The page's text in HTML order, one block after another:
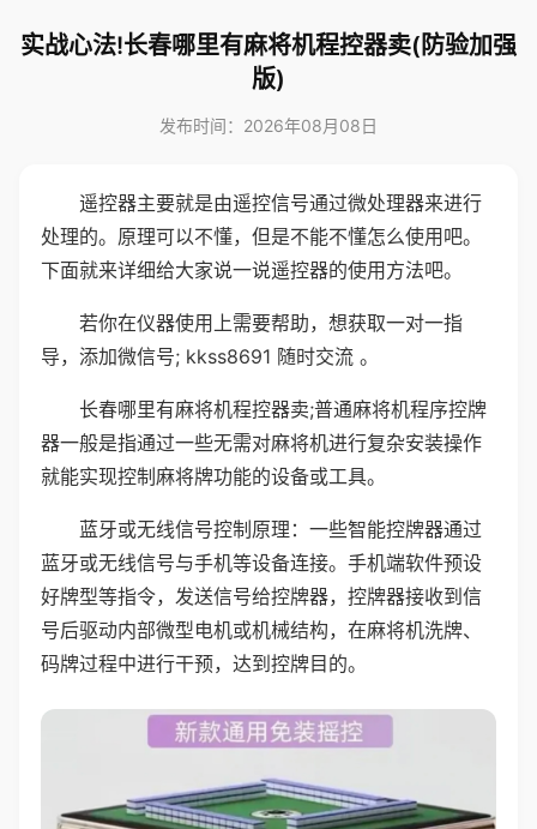
实战心法!长春哪里有麻将机程控器卖(防验加强
版)
发布时间：2026年08月08日
遥控器主要就是由遥控信号通过微处理器来进行
处理的。原理可以不懂，但是不能不懂怎么使用吧。
下面就来详细给大家说一说遥控器的使用方法吧。
若你在仪器使用上需要帮助，想获取一对一指
导，添加微信号; kkss8691 随时交流 。
长春哪里有麻将机程控器卖;普通麻将机程序控牌
器一般是指通过一些无需对麻将机进行复杂安装操作
就能实现控制麻将牌功能的设备或工具。
蓝牙或无线信号控制原理：一些智能控牌器通过
蓝牙或无线信号与手机等设备连接。手机端软件预设
好牌型等指令，发送信号给控牌器，控牌器接收到信
号后驱动内部微型电机或机械结构，在麻将机洗牌、
码牌过程中进行干预，达到控牌目的。